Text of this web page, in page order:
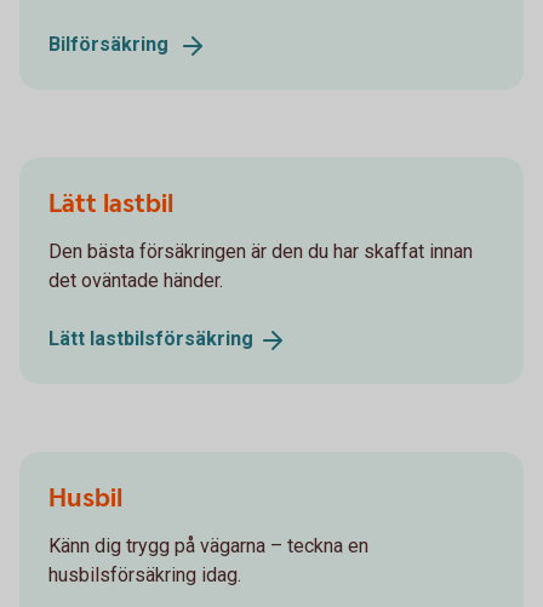
Bilförsäkring
Lätt lastbil
Den bästa försäkringen är den du har skaffat innan
det oväntade händer.
Lätt lastbilsförsäkring
Husbil
Känn dig trygg på vägarna – teckna en
husbilsförsäkring idag.